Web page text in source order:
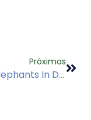
Próximas
Forest Elephants In Danger With New Roads